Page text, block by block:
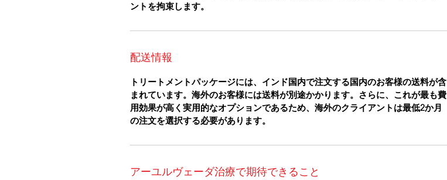
ントを拘束します。
配送情報
トリートメントパッケージには、インド国内で注文する国内のお客様の送料が含
まれています。海外のお客様には送料が別途かかります。さらに、これが最も費
用効果が高く実用的なオプションであるため、海外のクライアントは最低2か月
の注文を選択する必要があります。
アーユルヴェーダ治療で期待できること